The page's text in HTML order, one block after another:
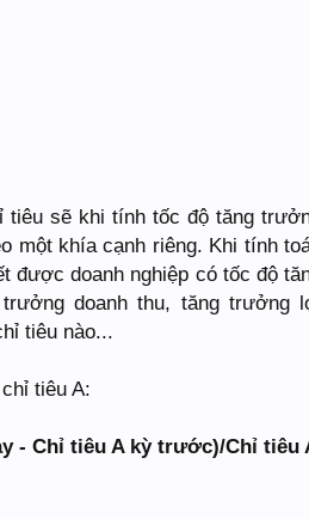
sẽ khi tính tốc độ tăng
một khía cạnh riêng. Khi tính
được doanh nghiệp có tốc độ
doanh thu, tăng trưởng
tiêu nào...
tiêu A:
- Chỉ tiêu A kỳ trước)/Chỉ tiêu